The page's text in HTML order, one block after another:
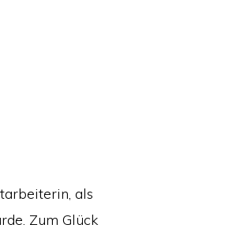
als
Zum Glück